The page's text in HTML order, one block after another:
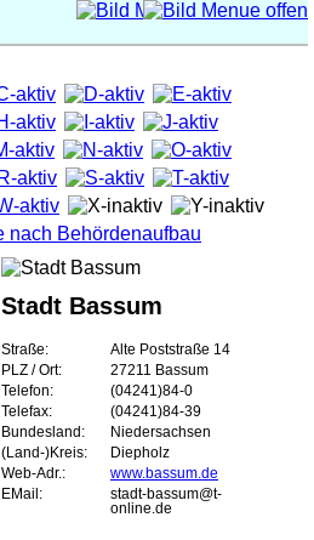
Stadt Bassum
Straße:
Alte Poststraße 14
PLZ / Ort:
27211 Bassum
Telefon:
(04241)84-0
Telefax:
(04241)84-39
Bundesland:
Niedersachsen
(Land-)Kreis:
Diepholz
Web-Adr.:
www.bassum.de
EMail:
stadt-bassum@t-
online.de